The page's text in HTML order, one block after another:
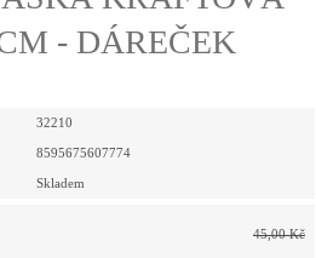
- DÁREČEK
32210
8595675607774
Skladem
45,00 Kč